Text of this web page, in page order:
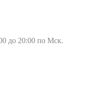
до 20:00 по Мск.